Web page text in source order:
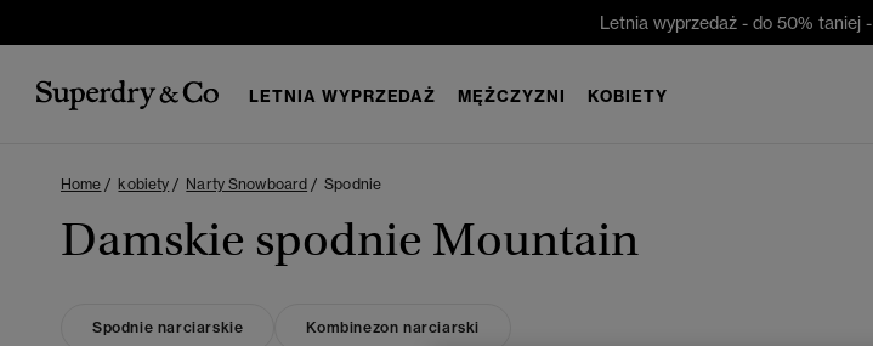
Letnia wyprzedaż - do 50% taniej -
LETNIA WYPRZEDAŻ MĘŻCZYZNI KOBIETY
Home kobiety Narty Snowboard Spodnie
Damskie spodnie Mountain
Spodnie narciarskie Kombinezon narciarski